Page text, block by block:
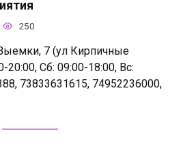
250
7 (ул Кирпичные
Сб: 09:00-18:00, Вс:
73833631615, 74952236000,